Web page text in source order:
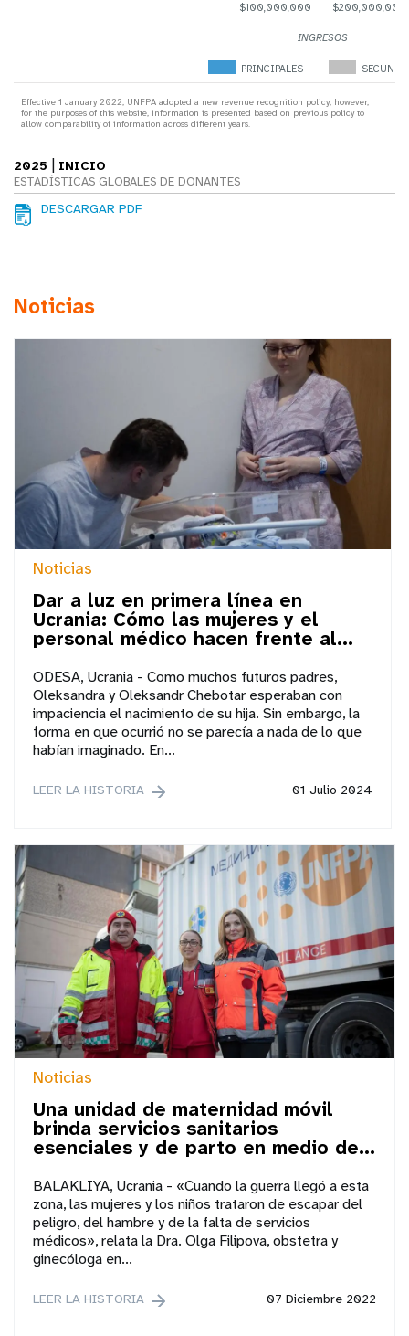
PRINCIPALES
$100,000,000 $200,000,000
INGRESOS
Effective 1 January 2022, UNFPA adopted a new revenue recognition policy; however,
for the purposes of this website, information is presented based on previous policy to
allow comparability of information across different years.
2025 | INICIO
ESTADÍSTICAS GLOBALES DE DONANTES
DESCARGAR PDF
Noticias
Noticias
Dar a luz en primera línea en
Ucrania: Cómo las mujeres y el
personal médico hacen frente al...
ODESA, Ucrania - Como muchos futuros padres,
Oleksandra y Oleksandr Chebotar esperaban con
impaciencia el nacimiento de su hija. Sin embargo, la
forma en que ocurrió no se parecía a nada de lo que
habían imaginado. En...
01 Julio 2024
LEER LA HISTORIA
Noticias
Una unidad de maternidad móvil
brinda servicios sanitarios
esenciales y de parto en medio de...
BALAKLIYA, Ucrania - «Cuando la guerra llegó a esta
zona, las mujeres y los niños trataron de escapar del
peligro, del hambre y de la falta de servicios
médicos», relata la Dra. Olga Filipova, obstetra y
ginecóloga en...
07 Diciembre 2022
LEER LA HISTORIA